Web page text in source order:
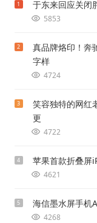
1 于东来回应关闭
5853
2
真品牌烙印！奔
字样
4724
3
笑容独特的网红
更
4722
4 苹果首款折叠屏
4621
5 海信墨水屏手机
4268